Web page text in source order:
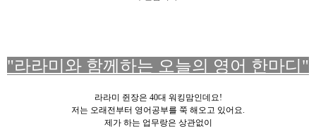
"라라미와 함께하는 오늘의 영어 한마디"
라라미 쥔장은 40대 워킹맘인데요!
저는 오래전부터 영어공부를 쭉 해오고 있어요.
제가 하는 업무랑은 상관없이